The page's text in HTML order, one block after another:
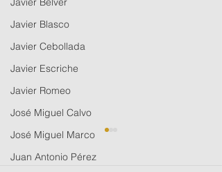
Javier Blasco
Javier Cebollada
Javier Escriche
Javier Romeo
José Miguel Calvo
José Miguel Marco
Juan Antonio Pérez